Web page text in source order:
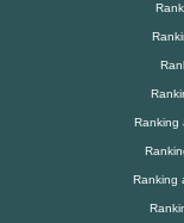
Ranking
Ranking